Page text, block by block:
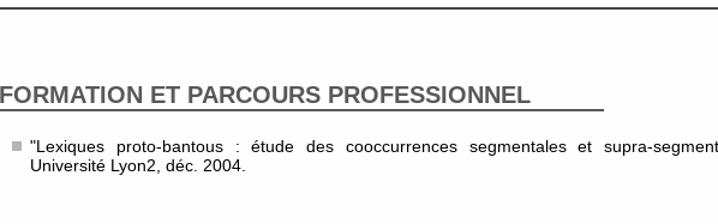
FORMATION ET PARCOURS PROFESSIONNEL
"Lexiques proto-bantous : étude des cooccurrences segmentales et supra-
Université Lyon2, déc. 2004.